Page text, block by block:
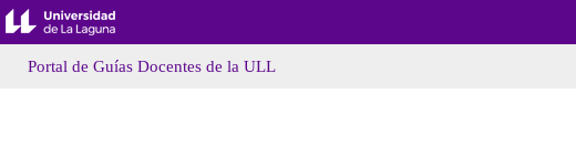
Portal de Guías Docentes de la ULL